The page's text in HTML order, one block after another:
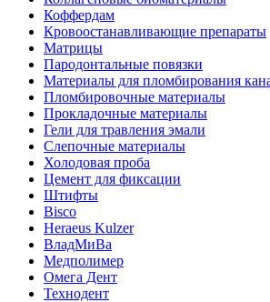
Коффердам
Кровоостанавливающие препараты
Матрицы
Пародонтальные повязки
Материалы для пломбирования
Пломбировочные материалы
Прокладочные материалы
Гели для травления эмали
Слепочные материалы
Холодовая проба
Цемент для фиксации
Штифты
Bisco
Heraeus Kulzer
ВладМиВа
Медполимер
Омега Дент
Технодент